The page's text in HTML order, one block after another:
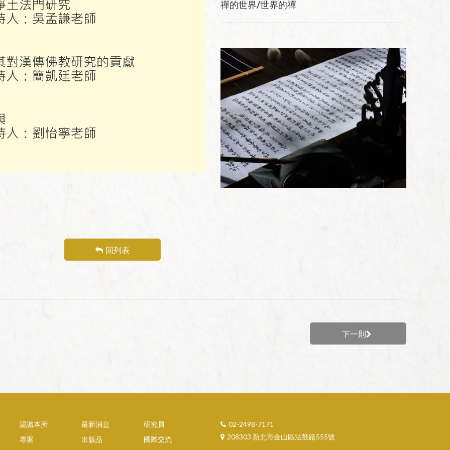
禪的世界/世界的禪
回列表
下一則
認識本所 最新消息
研究員
專案
出版品
國際交流
02-2498-7171
208303 新北市金山區法鼓路555號